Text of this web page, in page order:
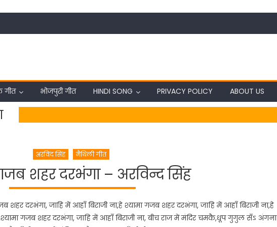
गीत भोजपुरी गीत HINDI SONG PRIVACY POLICY ABOUT US
अरविंद सिंह मैथिली गीत
शहर दरभंगा – अरविन्द सिंह
दरभंगा, जाहि में आहाँ बिराजी ना,हे श्यामा गजब शहर दरभंगा, जाहि में आहाँ बिराजी ना,हे
गजब शहर दरभंगा, जाहि में आहाँ बिराजी ना, बीच राज में मंदिर चमकै,धूप गुगुल सँऽ अंगना